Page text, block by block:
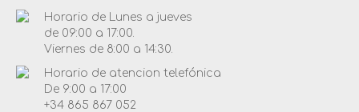
Horario de Lunes a jueves
de 09:00 a 17:00.
Viernes de 8:00 a 14:30.
Horario de atencion telefónica
De 9:00 a 17:00
+34 865 867 052